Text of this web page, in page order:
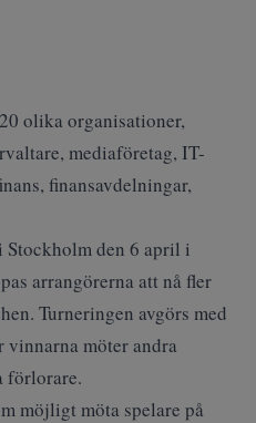
olika organisationer,
mediaföretag, IT-
finansavdelningar,
Stockholm den 6 april i
arrangörerna att nå fler
Turneringen avgörs med
möter andra
förlorare.
möjligt möta spelare på